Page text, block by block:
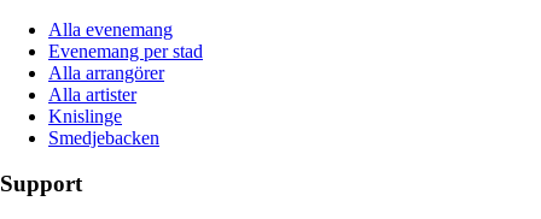
Alla evenemang
Evenemang per stad
Alla arrangörer
Alla artister
Knislinge
Smedjebacken
Support